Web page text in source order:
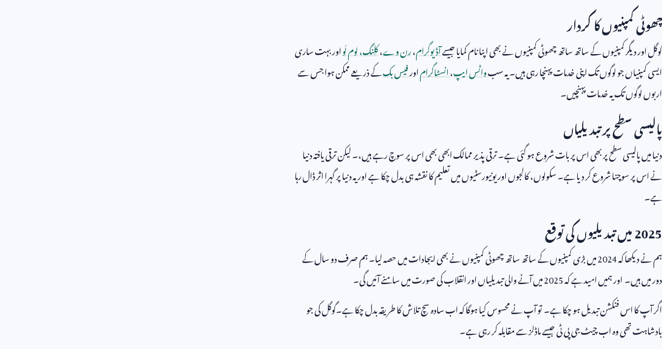
چھوٹی کمپنیوں کا کردار
گوگل اور دیگر کمپنیوں کے ساتھ ساتھ چھوٹی کمپنیوں نے بھی اپنا نام کمایا جیسےآڈیوگرام،رن وے،کلِنگ،لوم لَواور بہت ساری
ایسی کمپنیاں جو لوگوں تک اپنی خدمات پہنچا رہی ہیں۔ یہ سبواٹس ایپ،انسٹاگراماورفیس بککے ذریعے ممکن ہوا جس سے
اربوں لوگوں تک یہ خدمات پہنچیں۔
پالیسی سطح پر تبدیلیاں
دنیا میں پالیسی سطح پر بھی اس پر بات شروع ہو گئی ہے۔ ترقی پذیر ممالک ابھی بھی اس پر سوچ رہے ہیں،۔ لیکن ترقی یافتہ دنیا
نے اس پر سوچنا شروع کر دیا ہے۔ سکولوں، کالجوں اور یونیورسٹیوں میں تعلیم کا نقشہ ہی بدل چکا ہے اور یہ دنیا پر گہرا اثر ڈال رہا
ہے۔
2025میں تبدیلیوں کی توقع
ہم نے دیکھا کہ2024میں بڑی کمپنیوں کے ساتھ ساتھ چھوٹی کمپنیوں نے بھی ایجادات میں حصہ لیا۔ ہم صرف دو سال کے
دور میں ہیں۔ اور ہمیں امید ہے کہ2025میں آنے والی تبدیلیاں اور انقلاب کی صورت میں سامنے آئیں گی۔
اگر آپ کا اس فنکشن تبدیل ہو چکا ہے۔ تو آپ نے محسوس کیا ہوگا کہ اب سادہ سچ تلاش کا طریقہ بدل چکا ہے۔گوگل کی جو
بادشاہت تھی وہ اب چیٹ جی پی ٹی جیسے ماڈلز سے مقابلہ کر رہی ہے۔